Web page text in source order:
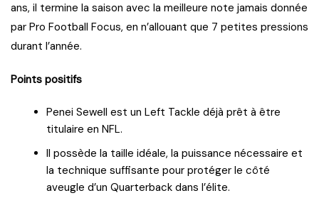
ans, il termine la saison avec la meilleure note jamais donnée
par Pro Football Focus, en n’allouant que 7 petites pressions
durant l’année.
Points positifs
Penei Sewell est un Left Tackle déjà prêt à être
titulaire en NFL.
Il possède la taille idéale, la puissance nécessaire et
la technique suffisante pour protéger le côté
aveugle d’un Quarterback dans l’élite.